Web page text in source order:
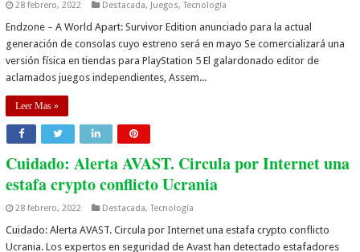
28 febrero, 2022 Destacada, Juegos,Tecnología
Endzone – A World Apart: Survivor Edition anunciado para la actual
generación de consolas cuyo estreno será en mayo Se comercializará una
versión física en tiendas para PlayStation 5 El galardonado editor de
aclamados juegos independientes, Assem...
Leer Mas »
Cuidado: Alerta AVAST. Circula por Internet una
estafa crypto conflicto Ucrania
28 febrero, 2022 Destacada,Tecnología
Cuidado: Alerta AVAST. Circula por Internet una estafa crypto conflicto
Ucrania. Los expertos en seguridad de Avast han detectado estafadores